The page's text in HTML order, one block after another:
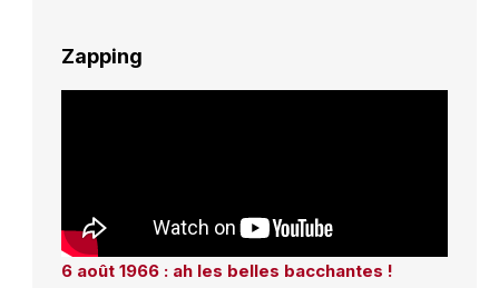
Zapping
6 août 1966 : ah les belles bacchantes !